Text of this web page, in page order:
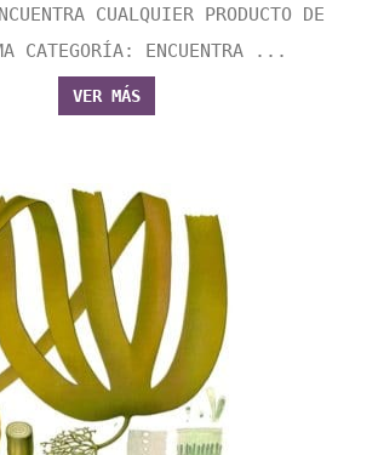
CUALQUIER PRODUCTO DE
CATEGORÍA: ENCUENTRA ...
VER MÁS